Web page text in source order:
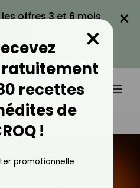
les offres 3 et 6 mois
PROMO
×
recettes
de
!
×
promotionnelle